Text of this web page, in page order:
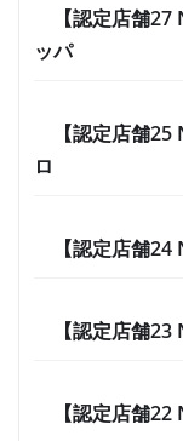
【認定店舗
ッパ
【認定店舗
ロ
【認定店舗
【認定店舗
【認定店舗